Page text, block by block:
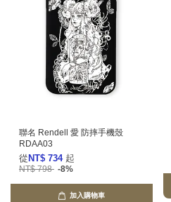
聯名 Rendell 愛 防摔手機殼
RDAA03
從 NT$ 734 起
NT$ 798 -8%
加入購物車